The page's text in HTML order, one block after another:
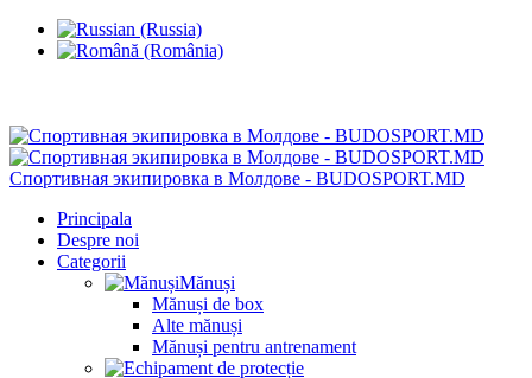
Спортивная экипировка в Молдове - BUDOSPORT.MD
Principala
Despre noi
Categorii
Mănuși
Mănuși de box
Alte mănuși
Mănuși pentru antrenament